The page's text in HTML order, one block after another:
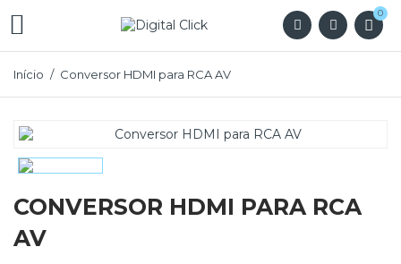
 0
Início Conversor HDMI para RCA AV
CONVERSOR HDMI PARA RCA
AV